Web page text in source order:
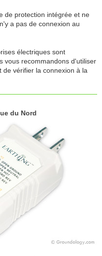
de protection intégrée et ne
a pas de connexion au
électriques sont
vous recommandons d'utiliser
de vérifier la connexion à la
du Nord